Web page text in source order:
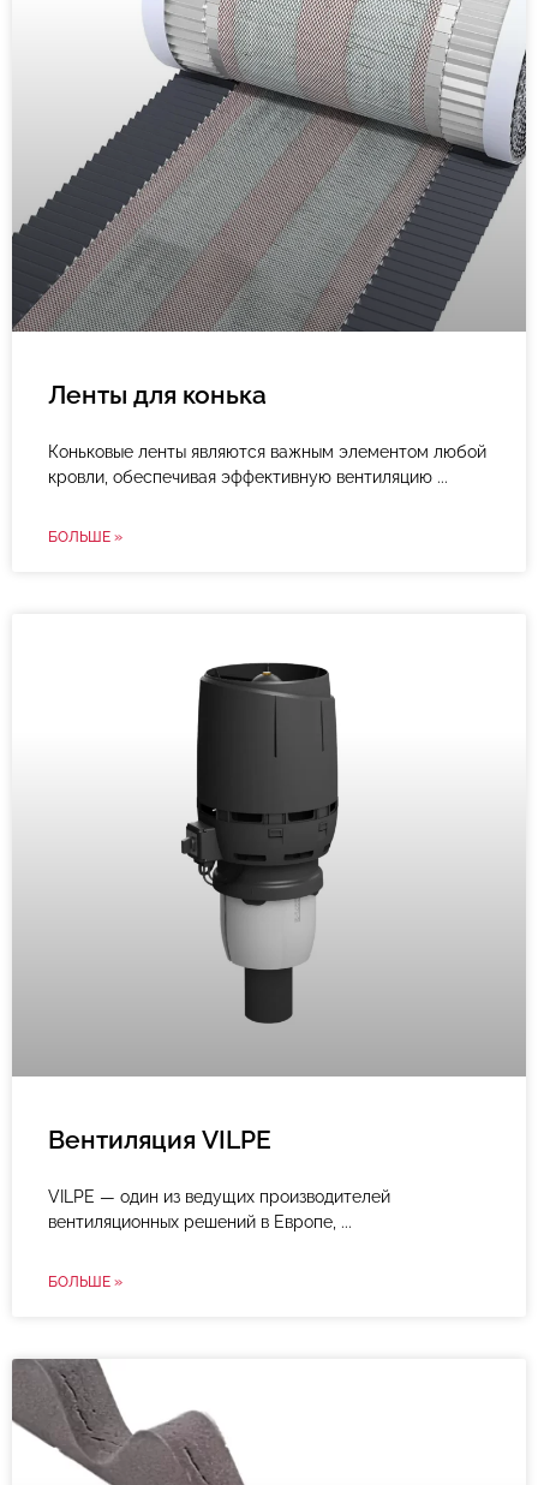
Ленты для конька
Коньковые ленты являются важным элементом любой
кровли, обеспечивая эффективную вентиляцию
БОЛЬШЕ »
Вентиляция VILPE
VILPE — один из ведущих производителей
вентиляционных решений в Европе,
БОЛЬШЕ »